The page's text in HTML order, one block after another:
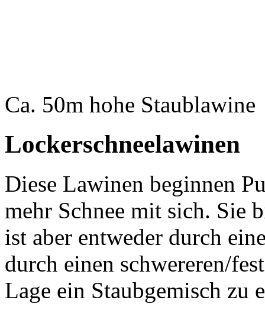
Ca. 50m hohe Staublawine
Lockerschneelawinen
Diese Lawinen beginnen
mehr Schnee mit sich. Sie
ist aber entweder durch
durch einen schwereren/
Lage ein Staubgemisch zu